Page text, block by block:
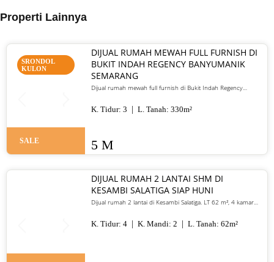
Properti Lainnya
SRONDOL
KULON
SALE
DIJUAL RUMAH MEWAH FULL FURNISH DI
BUKIT INDAH REGENCY BANYUMANIK
SEMARANG
Dijual rumah mewah full furnish di Bukit Indah Regency
premium. Harga 5 M nego
K. Tidur: 3 L. Tanah: 330m²
5 M
DIJUAL RUMAH 2 LANTAI SHM DI
KESAMBI SALATIGA SIAP HUNI
Dijual rumah 2 lantai di Kesambi Salatiga. LT 62 m², 4 kamar
K. Tidur: 4 K. Mandi: 2 L. Tanah: 62m²